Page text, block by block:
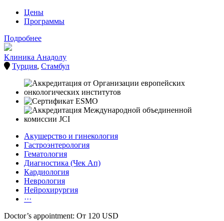
Цены
Программы
Подробнее
Клиника Анадолу
Турция, Стамбул
Акушерство и гинекология
Гастроэнтерология
Гематология
Диагностика (Чек Ап)
Кардиология
Неврология
Нейрохирургия
···
Doctor’s appointment: От 120 USD